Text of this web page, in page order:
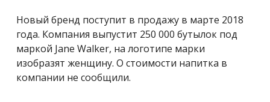
Новый бренд поступит в продажу в марте 2018
года. Компания выпустит 250 000 бутылок под
маркой Jane Walker, на логотипе марки
изобразят женщину. О стоимости напитка в
компании не сообщили.